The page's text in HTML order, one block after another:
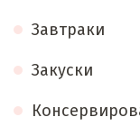
Завтраки
Закуски